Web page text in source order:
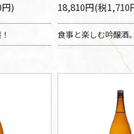
) 18,810円(税1,710
食事と楽しむ吟醸酒。